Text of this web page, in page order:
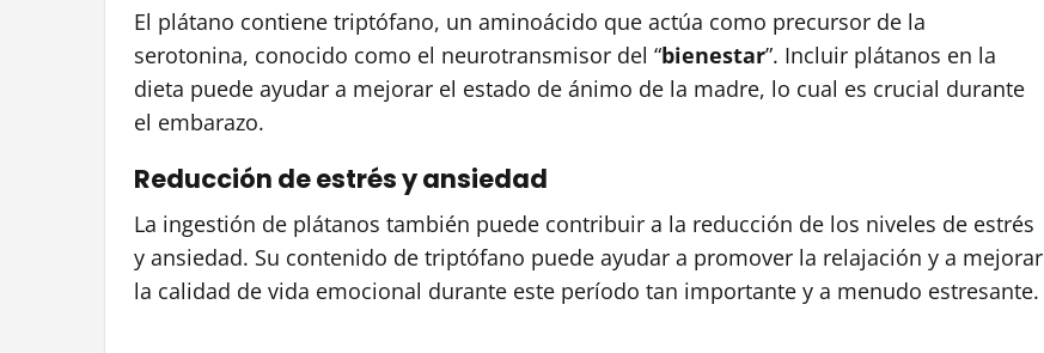
El plátano contiene triptófano, un aminoácido que actúa como precursor de la
serotonina, conocido como el neurotransmisor del “bienestar”. Incluir plátanos en la
dieta puede ayudar a mejorar el estado de ánimo de la madre, lo cual es crucial durante
el embarazo.
Reducción de estrés y ansiedad
La ingestión de plátanos también puede contribuir a la reducción de los niveles de estrés
y ansiedad. Su contenido de triptófano puede ayudar a promover la relajación y a mejorar
la calidad de vida emocional durante este período tan importante y a menudo estresante.